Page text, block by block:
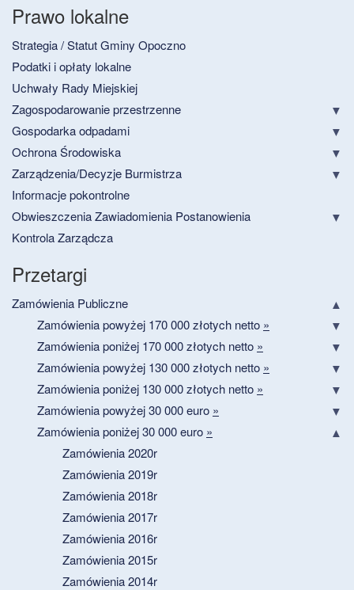
Prawo lokalne
Strategia / Statut Gminy Opoczno
Podatki i opłaty lokalne
Uchwały Rady Miejskiej
Zagospodarowanie przestrzenne
Gospodarka odpadami
Ochrona Środowiska
Zarządzenia/Decyzje Burmistrza
Informacje pokontrolne
Obwieszczenia Zawiadomienia Postanowienia
Kontrola Zarządcza
Przetargi
Zamówienia Publiczne
Zamówienia powyżej 170 000 złotych netto »
Zamówienia poniżej 170 000 złotych netto »
Zamówienia powyżej 130 000 złotych netto »
Zamówienia poniżej 130 000 złotych netto »
Zamówienia powyżej 30 000 euro »
Zamówienia poniżej 30 000 euro »
Zamówienia 2020r
Zamówienia 2019r
Zamówienia 2018r
Zamówienia 2017r
Zamówienia 2016r
Zamówienia 2015r
Zamówienia 2014r